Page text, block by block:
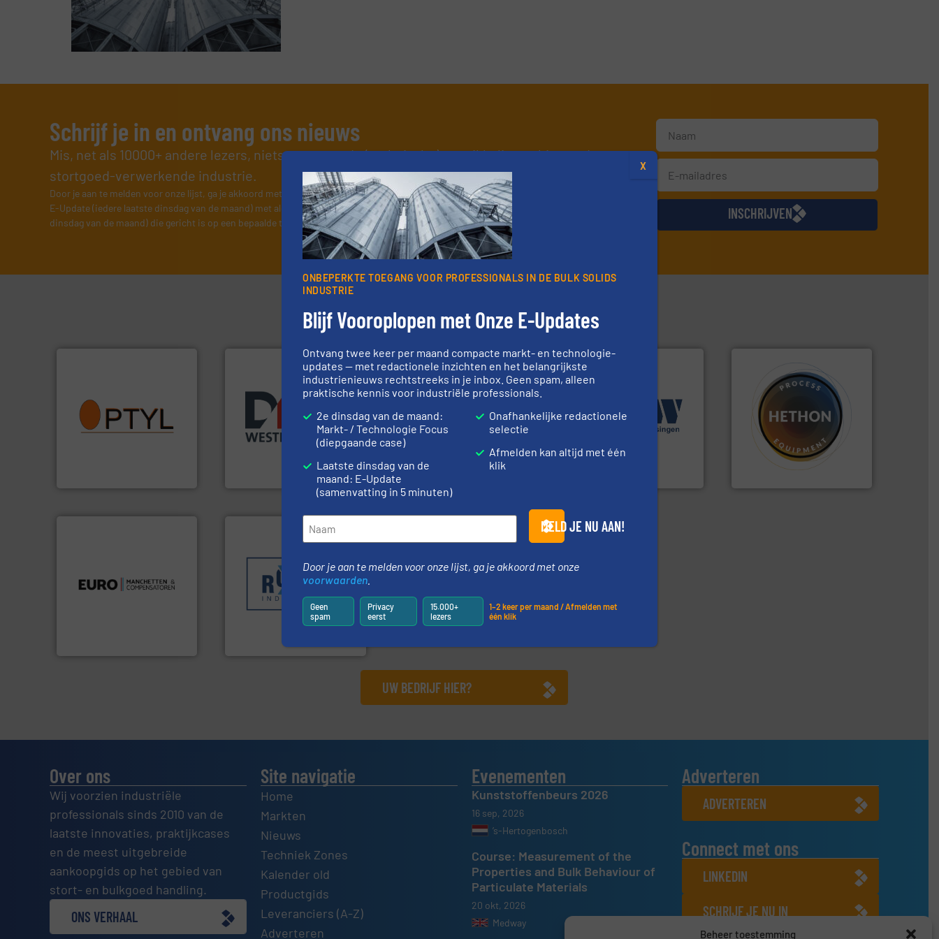
Beheer toestemming
Schrijf je in en ontvang ons nieuws
Mis, net als 10000+ andere lezers, niets meer van de (technische) ontwikkelingen binnen de
stortgoed-verwerkende industrie.
Door je aan te melden voor onze lijst, ga je akkoord met onzevoorwaarden. We versturen maandelijks twee nieuwsbrieven, de maandelijkse
E-Update (iedere laatste dinsdag van de maand) met algemene updates uit de branche en één E-Product nieuwsbrief (iedere tweede
dinsdag van de maand) die gericht is op een bepaalde technologie.
INSCHRIJVEN
Partners
van officiële mg/Nm³ tot
QAL1 metingen: Optyl is het
aanspreekpunt voor uw
vragen omtrent stof.Meer
DMN-WESTINGHOUSE
voor de voedings-, dairy,
plastic-, (petro) chemische,
farmaceutische,
mineralen-, energie en
biomassa industrieën.
Meer info ➜
Dinnissen BV
Wereldwijd opererend
specialist in innovatieve
procestechnologie en
stortgoedtechnologie.
Trusted by the best”.Meer
AB Weegtechniek (ABW)
biedt naast een breed scala
aan weegapparatuur en -
componenten diverse
geautomatiseerde
Meer info
Hethon Nederland BV
HETHON is wereldwijd
specialist in poeder- en
vloeistofdosering, met
name bij lastig te verwerken
materialen.Meer info ➜
dan dertig jaar actief op het
gebied van flexibele
Robbe Industries nv
Sinds 1845 is Robbe
gespecialiseerd in weeg-,
verpakking- en
transportprocessen die
klanten in verschillende
sectoren hebben geholpen.
UW BEDRIJF HIER?
Over ons
Wij voorzien industriële
professionals sinds 2010 van de
laatste innovaties, praktijkcases
en de meest uitgebreide
aankoopgids op het gebied van
stort- en bulkgoed handling.
ONS VERHAAL
Site navigatie
Home
Markten
Nieuws
Techniek Zones
Kalender old
Productgids
Leveranciers (A-Z)
Adverteren
Evenementen
Kunststoffenbeurs 2026
16 sep, 2026
’s-Hertogenbosch
Course: Measurement of the
Properties and Bulk Behaviour of
Particulate Materials
20 okt, 2026
Medway
Adverteren
ADVERTEREN
Connect met ons
LINKEDIN
SCHRIJF JE NU IN
ONBEPERKTE TOEGANG VOOR PROFESSIONALS IN DE BULK SOLIDS
INDUSTRIE
Blijf Vooroplopen met Onze E-Updates
Ontvang twee keer per maand compacte markt- en technologie-
updates — met redactionele inzichten en het belangrijkste
industrienieuws rechtstreeks in je inbox. Geen spam, alleen
praktische kennis voor industriële professionals.
2e dinsdag van de maand:
Markt- / Technologie Focus
(diepgaande case)
Laatste dinsdag van de
maand: E-Update
(samenvatting in 5 minuten)
Onafhankelijke redactionele
selectie
Afmelden kan altijd met één
klik
MELD JE NU AAN!
Door je aan te melden voor onze lijst, ga je akkoord met onze
voorwaarden
Geen
spam
Privacy
eerst
15.000+
lezers
1–2 keer per maand / Afmelden met
één klik
X